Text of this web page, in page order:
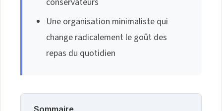
Une organisation minimaliste qui
change radicalement le goût des
repas du quotidien